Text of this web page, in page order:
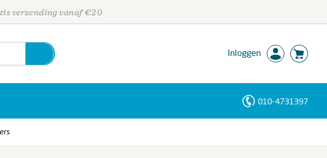
verzending vanaf €20
Inloggen
010-4731397
Personen